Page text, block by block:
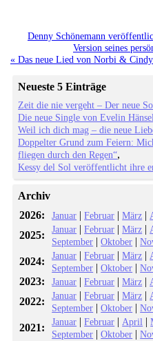
Denny Schönemann
Version seines
« Das neue Lied von Norbi &
Neueste 5 Einträge
Zeit die nie vergeht – Der neue
Die neue Single von Evelin
Weil ich dich mag – die neue
Doppelter Grund zum Feiern:
fliegen durch den Regen“
Kessy del Sol veröffentlicht ihre
Archiv
2026:
Januar |Februar |März |
2025: Januar |Februar |März |
September |Oktober |
2024: Januar |Februar |März |
September |Oktober |
2023: Januar |Februar |März |
2022: Januar |Februar |März |
September |Oktober |
2021: Januar |Februar | April |
September |Oktober |